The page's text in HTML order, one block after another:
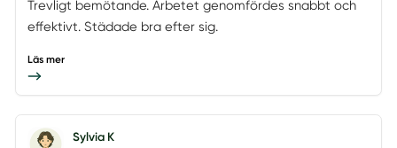
Trevligt bemötande. Arbetet genomfördes snabbt och
effektivt. Städade bra efter sig.
Läs mer
Sylvia K